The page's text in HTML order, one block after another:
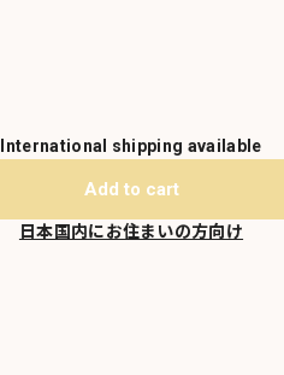
International shipping available
Add to cart
日本国内にお住まいの方向け